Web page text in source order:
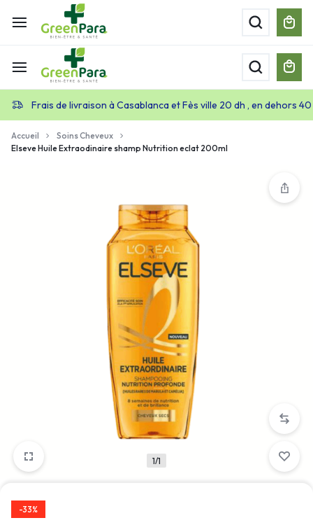
Frais de livraison à Casablanca et Fès ville 20 dh , en dehors
Accueil
Soins Cheveux
Elseve Huile Extraodinaire shamp Nutrition eclat 200ml
1/1
-33%